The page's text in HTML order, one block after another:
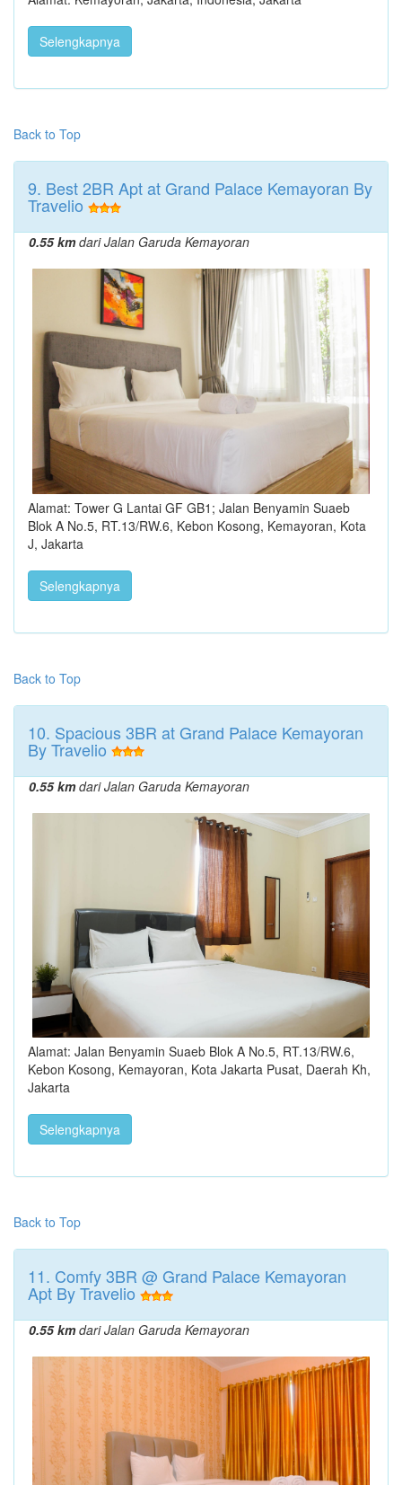
Selengkapnya
Back to Top
9. Best 2BR Apt at Grand Palace Kemayoran By
Travelio
0.55 kmdari Jalan Garuda Kemayoran
Alamat: Tower G Lantai GF GB1; Jalan Benyamin Suaeb
Blok A No.5, RT.13/RW.6, Kebon Kosong, Kemayoran, Kota
J, Jakarta
Selengkapnya
Back to Top
10. Spacious 3BR at Grand Palace Kemayoran
By Travelio
0.55 kmdari Jalan Garuda Kemayoran
Alamat: Jalan Benyamin Suaeb Blok A No.5, RT.13/RW.6,
Kebon Kosong, Kemayoran, Kota Jakarta Pusat, Daerah Kh,
Jakarta
Selengkapnya
Back to Top
11. Comfy 3BR @ Grand Palace Kemayoran
Apt By Travelio
0.55 kmdari Jalan Garuda Kemayoran